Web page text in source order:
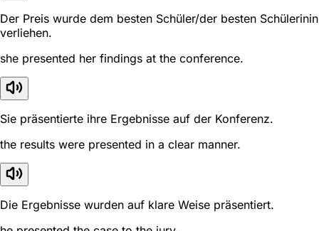
Der Preis wurde dem besten Schüler/der besten Schülerinin
verliehen.
she presented her findings at the conference.
Sie präsentierte ihre Ergebnisse auf der Konferenz.
the results were presented in a clear manner.
Die Ergebnisse wurden auf klare Weise präsentiert.